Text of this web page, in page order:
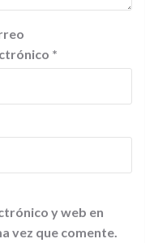
*
y web en
vez que comente.